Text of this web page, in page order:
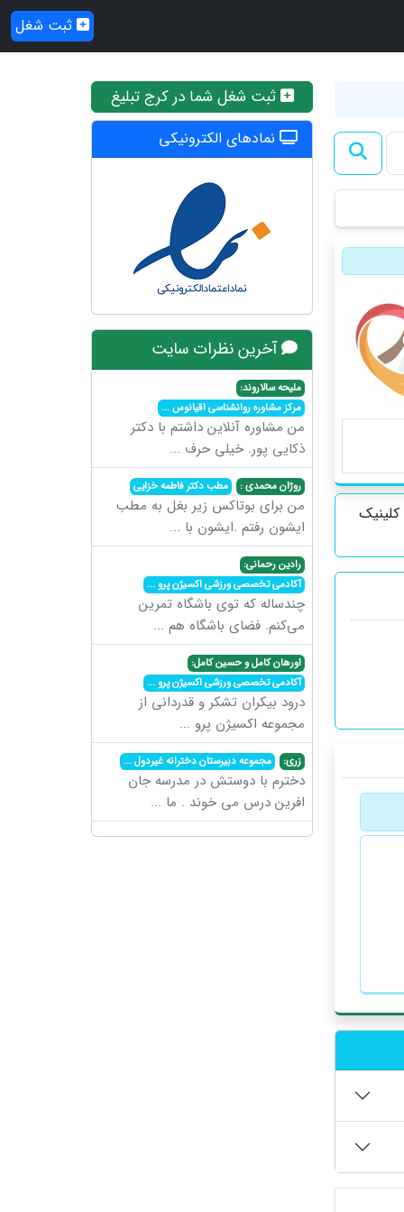
ثبت شغل
ثبت شغل شما در کرج تبلیغ
نمادهای الکترونیکی
آخرین نظرات سایت
ملیحه سالاروند:
مرکز مشاوره روانشناسی اقیانوس...
من مشاوره آنلاین داشتم با دکتر
ذکایی پور. خیلی حرف ...
روژان محمدی : مطب دکتر فاطمه خزایی
من برای بوتاکس زیر بغل به مطب
ایشون رفتم .ایشون با ...
رادین رحمانی:
آکادمی تخصصی ورزشی اکسیژن پرو...
چندساله که توی باشگاه تمرین
می‌کنم. فضای باشگاه هم ...
اورهان کامل و حسین کامل:
آکادمی تخصصی ورزشی اکسیژن پرو...
درود بیکران تشکر و قدردانی از
مجموعه اکسیژن پرو ...
زری: مجموعه دبیرستان دخترانه غیردول...
دخترم با دوستش در مدرسه جان
افرین درس می خوند . ما ...